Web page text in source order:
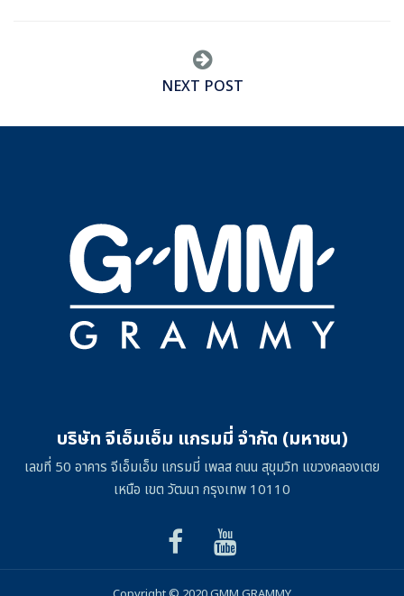
NEXT POST
บริษัท จีเอ็มเอ็ม แกรมมี่ จำกัด (มหาชน)
เลขที่ 50 อาคาร จีเอ็มเอ็ม แกรมมี่ เพลส ถนน สุขุมวิท แขวงคลองเตย
เหนือ เขต วัฒนา กรุงเทพ 10110